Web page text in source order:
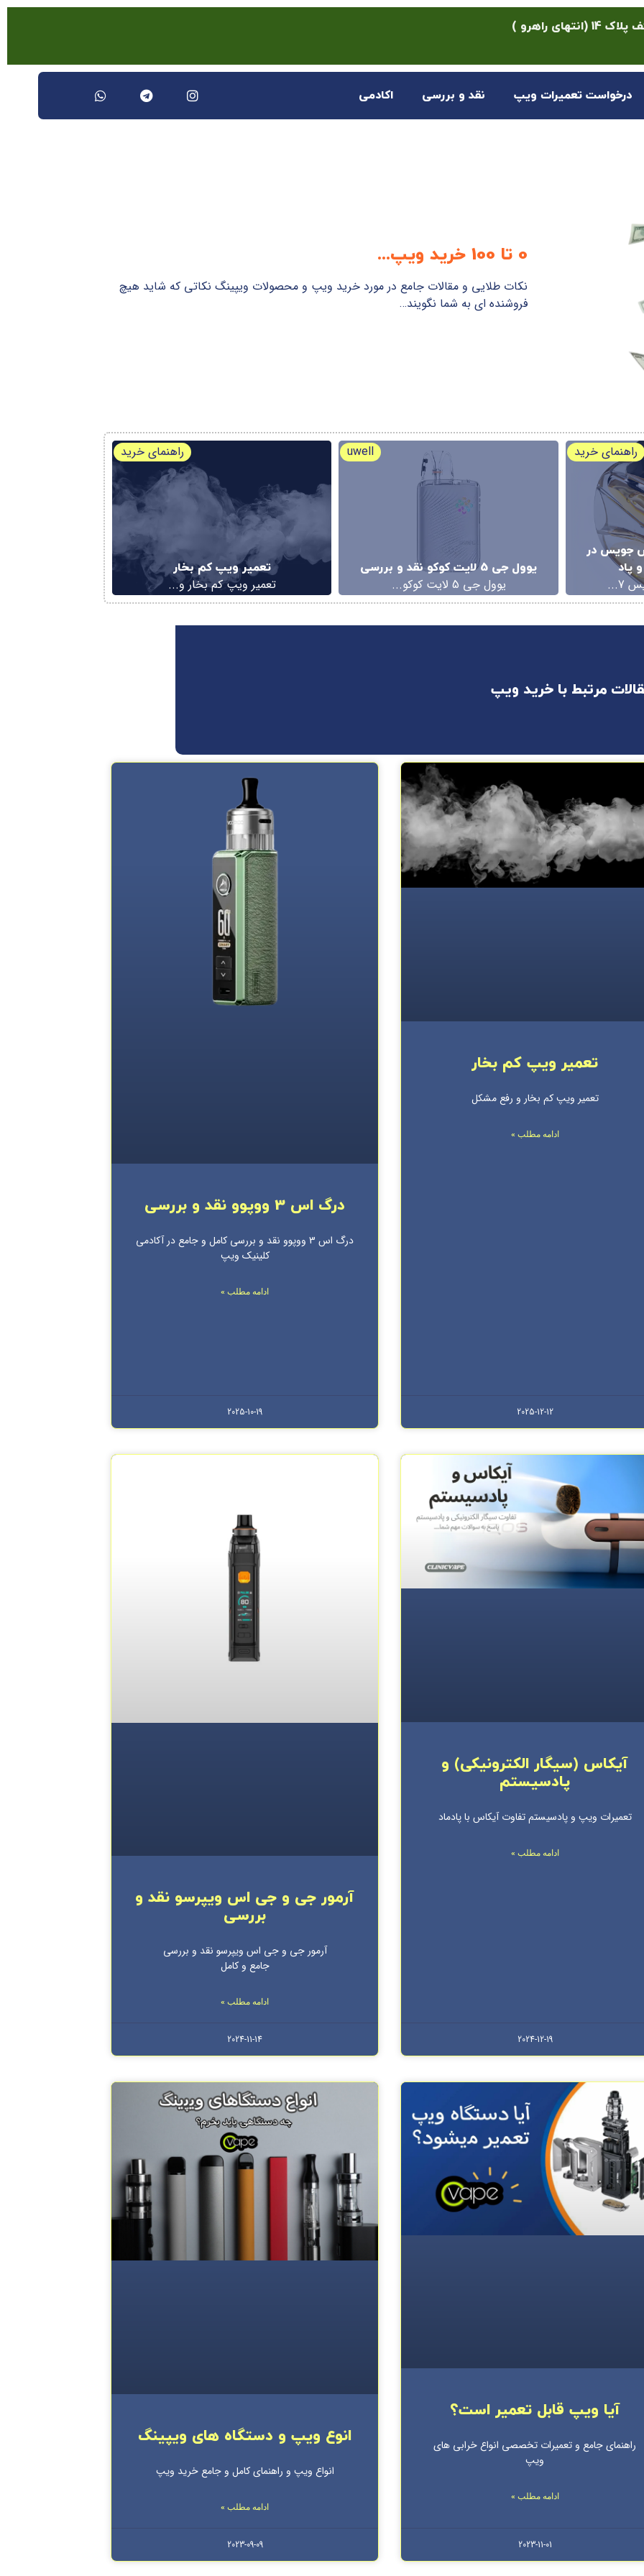
راهرو )
درخواست تعمیرات ویپ نقد و بررسی اکادمی
0 تا 100 خرید ویپ...
نکات طلایی و مقالات جامع در مورد خرید ویپ و محصولات ویپینگ نکاتی که شاید هیچ
فروشنده ای به شما نگویند…
راهنمای خرید
جویس در
پاد
uwell
یوول جی 5 لایت کوکو نقد و بررسی
یوول جی 5 لایت کوکو...
راهنمای خرید
تعمیر ویپ کم بخار
تعمیر ویپ کم بخار و...
مرتبط با خرید ویپ
تعمیر ویپ کم بخار
تعمیر ویپ کم بخار و رفع مشکل
ادامه مطلب »
2025-12-12
درگ اس 3 ووپوو نقد و بررسی
درگ اس 3 ووپوو نقد و بررسی کامل و جامع در آکادمی
کلینیک ویپ
ادامه مطلب »
2025-10-19
آیکاس (سیگار الکترونیکی) و
پادسیستم
تعمیرات ویپ و پادسیستم تفاوت آیکاس با پادماد
ادامه مطلب »
2024-12-19
آرمور جی و جی اس ویپرسو نقد و
بررسی
آرمور جی و جی اس ویپرسو نقد و بررسی
جامع و کامل
ادامه مطلب »
2024-11-14
آیا ویپ قابل تعمیر است؟
راهنمای جامع و تعمیرات تخصصی انواع خرابی های
ویپ
ادامه مطلب »
2023-11-01
انوع ویپ و دستگاه های ویپینگ
انواع ویپ و راهنمای کامل و جامع خرید ویپ
ادامه مطلب »
2023-09-09